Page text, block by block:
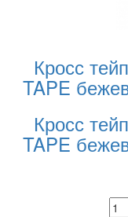
Кросс
TAPE
Кросс
TAPE